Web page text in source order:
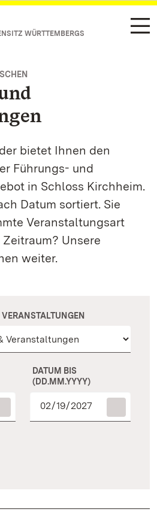
WÜRTTEMBERGS
bietet Ihnen den
Führungs- und
in Schloss Kirchheim.
Datum sortiert. Sie
Veranstaltungsart
Unsere
weiter.
DATUM BIS
(DD.MM.YYYY)